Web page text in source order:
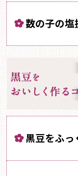
数の子の塩
黒豆をふっ